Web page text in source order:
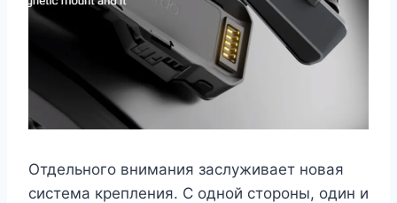
Отдельного внимания заслуживает новая
система крепления. С одной стороны, один и